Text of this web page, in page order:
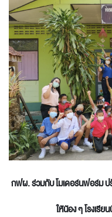
กฟผ. ร่วมกับ โมเดอร์นฟอร์ม
ให้น้อง ๆ โรงเรี